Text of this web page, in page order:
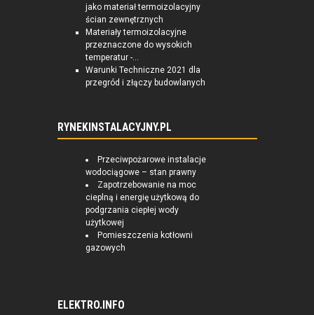
jako materiał termoizolacyjny
ścian zewnętrznych
Materiały termoizolacyjne
przeznaczone do wysokich
temperatur -...
Warunki Techniczne 2021 dla
przegród i złączy budowlanych
RYNEKINSTALACYJNY.PL
Przeciwpożarowe instalacje
wodociągowe – stan prawny
Zapotrzebowanie na moc
cieplną i energię użytkową do
podgrzania ciepłej wody
użytkowej
Pomieszczenia kotłowni
gazowych
ELEKTRO.INFO